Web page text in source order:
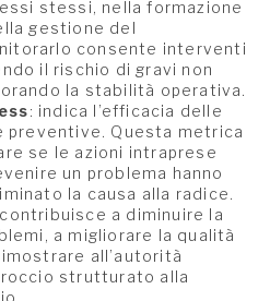
stessi, nella formazione
gestione del
consente interventi
il rischio di gravi non
la stabilità operativa.
: indica l’efficacia delle
preventive. Questa metrica
se le azioni intraprese
un problema hanno
la causa alla radice.
a diminuire la
a migliorare la qualità
all’autorità
strutturato alla